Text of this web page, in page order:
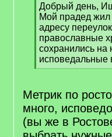
[
q
]
Добрый день,
Мой прадед жил
адресу
православные
сохранились на
исповедальные
[
q
]
Метрик по
много,
(вы же в